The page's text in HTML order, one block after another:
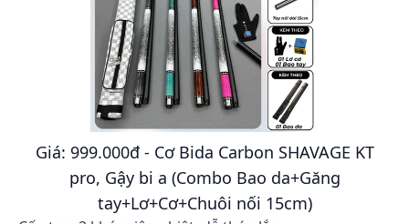
Giá: 999.000đ - Cơ Bida Carbon SHAVAGE KT
pro, Gậy bi a (Combo Bao da+Găng
tay+Lơ+Cơ+Chuôi nối 15cm)